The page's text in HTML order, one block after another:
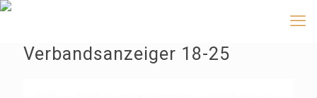
Verbandsanzeiger 18-25